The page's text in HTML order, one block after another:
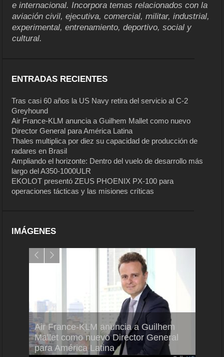
e internacional. Incorpora temas relacionados con la
aviación civil, ejecutiva, comercial, militar, industrial,
experimental, entrenamiento, deportivo, social y
cultural.
ENTRADAS RECIENTES
Tras casi 60 años la US Navy retira del servicio al C-2
Greyhound
Air France-KLM anuncia a Guilhem Mallet como nuevo
Director General para América Latina
Thales multiplica por diez su capacidad de producción de
radares en Brasil
Ampliando el horizonte: Dentro del vuelo de desarrollo más
largo del A350-1000ULR
EKOLOT presentó ZEUS PHOENIX PX-100 para
operaciones tácticas y las misiones críticas
IMÁGENES
Air France-KLM anuncia a Guilhem
Mallet como nuevo Director General
para América Latina